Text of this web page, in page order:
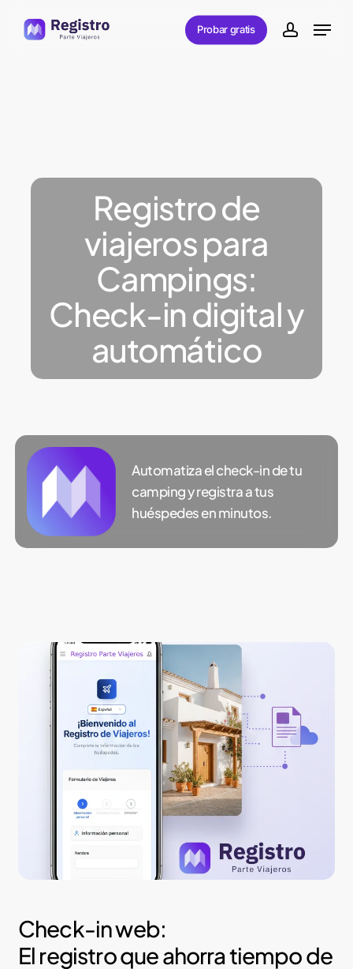
Probar gratis account
Menu
Registro de
viajeros para
Campings:
Check-in digital y
automático
Automatiza el check-in de tu
camping y registra a tus
huéspedes en minutos.
Check-in web:
El registro que ahorra tiempo de